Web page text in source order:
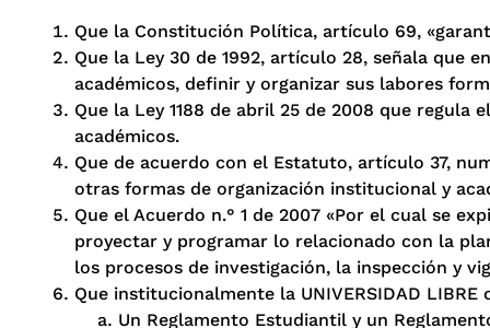
Que la Constitución Política, artículo 69,
Que la Ley 30 de 1992, artículo 28, señala que
académicos, definir y organizar sus labores
Que la Ley 1188 de abril 25 de 2008 que
académicos.
Que de acuerdo con el Estatuto, artículo 37,
otras formas de organización institucional y
Que el Acuerdo n.° 1 de 2007 «Por el cual se
proyectar y programar lo relacionado con la
los procesos de investigación, la inspección y
Que institucionalmente la UNIVERSIDAD LIBRE
Un Reglamento Estudiantil y un